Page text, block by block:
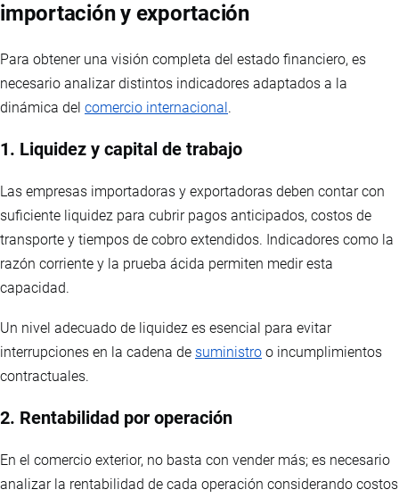
importación y exportación
Para obtener una visión completa del estado financiero, es
necesario analizar distintos indicadores adaptados a la
dinámica del comercio internacional.
1. Liquidez y capital de trabajo
Las empresas importadoras y exportadoras deben contar con
suficiente liquidez para cubrir pagos anticipados, costos de
transporte y tiempos de cobro extendidos. Indicadores como la
razón corriente y la prueba ácida permiten medir esta
capacidad.
Un nivel adecuado de liquidez es esencial para evitar
interrupciones en la cadena de suministro o incumplimientos
contractuales.
2. Rentabilidad por operación
En el comercio exterior, no basta con vender más; es necesario
analizar la rentabilidad de cada operación considerando costos